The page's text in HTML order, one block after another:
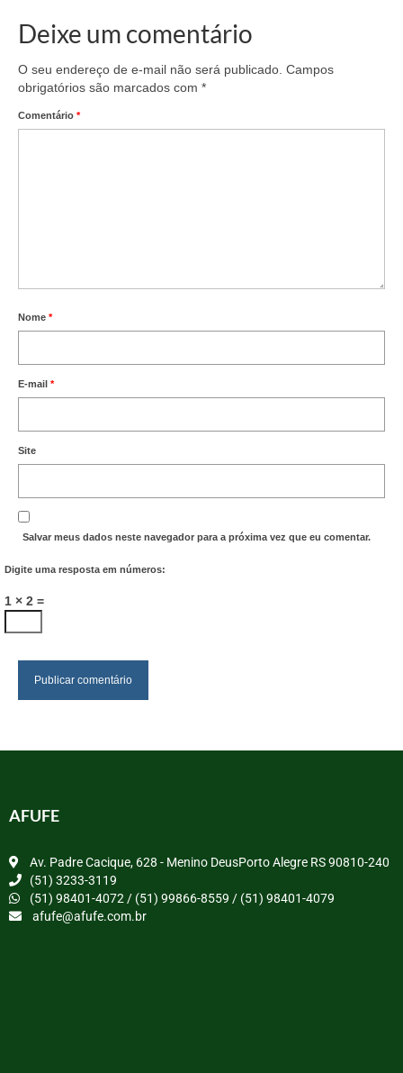
Deixe um comentário
O seu endereço de e-mail não será publicado. Campos
obrigatórios são marcados com *
Comentário *
Nome *
E-mail *
Site
Salvar meus dados neste navegador para a próxima vez que eu comentar.
Digite uma resposta em números:
1 × 2 =
AFUFE
Av. Padre Cacique, 628 - Menino DeusPorto Alegre RS 90810-240
(51) 3233-3119
(51) 98401-4072 / (51) 99866-8559 / (51) 98401-4079
afufe@afufe.com.br